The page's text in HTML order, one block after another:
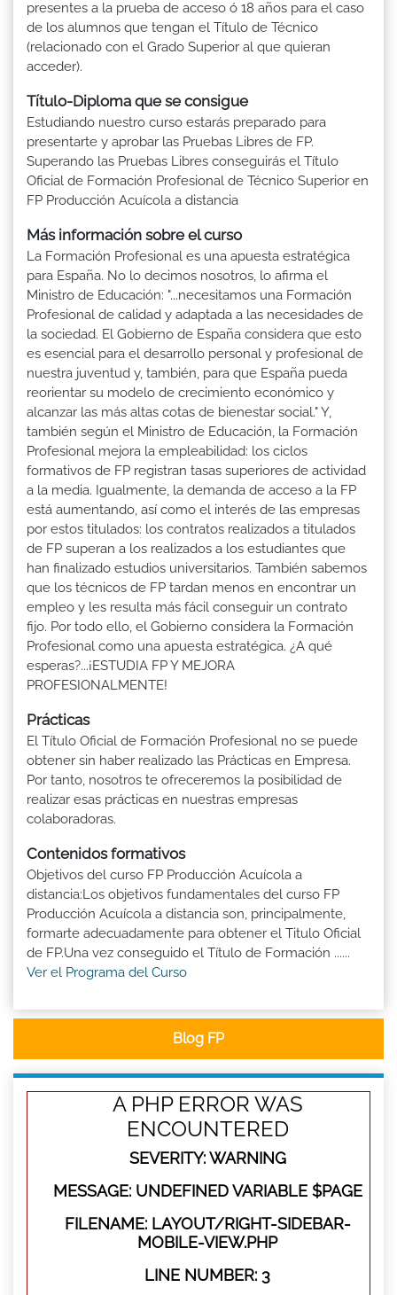
presentes a la prueba de acceso ó 18 años para el caso
de los alumnos que tengan el Título de Técnico
(relacionado con el Grado Superior al que quieran
acceder).
Título-Diploma que se consigue
Estudiando nuestro curso estarás preparado para
presentarte y aprobar las Pruebas Libres de FP.
Superando las Pruebas Libres conseguirás el Título
Oficial de Formación Profesional de Técnico Superior en
FP Producción Acuícola a distancia
Más información sobre el curso
La Formación Profesional es una apuesta estratégica
para España. No lo decimos nosotros, lo afirma el
Ministro de Educación: "...necesitamos una Formación
Profesional de calidad y adaptada a las necesidades de
la sociedad. El Gobierno de España considera que esto
es esencial para el desarrollo personal y profesional de
nuestra juventud y, también, para que España pueda
reorientar su modelo de crecimiento económico y
alcanzar las más altas cotas de bienestar social." Y,
también según el Ministro de Educación, la Formación
Profesional mejora la empleabilidad: los ciclos
formativos de FP registran tasas superiores de actividad
a la media. Igualmente, la demanda de acceso a la FP
está aumentando, así como el interés de las empresas
por estos titulados: los contratos realizados a titulados
de FP superan a los realizados a los estudiantes que
han finalizado estudios universitarios. También sabemos
que los técnicos de FP tardan menos en encontrar un
empleo y les resulta más fácil conseguir un contrato
fijo. Por todo ello, el Gobierno considera la Formación
Profesional como una apuesta estratégica. ¿A qué
esperas?...¡ESTUDIA FP Y MEJORA
PROFESIONALMENTE!
Prácticas
El Título Oficial de Formación Profesional no se puede
obtener sin haber realizado las Prácticas en Empresa.
Por tanto, nosotros te ofreceremos la posibilidad de
realizar esas prácticas en nuestras empresas
colaboradoras.
Contenidos formativos
Objetivos del curso FP Producción Acuícola a
distancia:Los objetivos fundamentales del curso FP
Producción Acuícola a distancia son, principalmente,
formarte adecuadamente para obtener el Titulo Oficial
de FP.Una vez conseguido el Título de Formación ......
Ver el Programa del Curso
Blog FP
A PHP ERROR WAS
ENCOUNTERED
SEVERITY: WARNING
MESSAGE: UNDEFINED VARIABLE $PAGE
FILENAME: LAYOUT/RIGHT-SIDEBAR-
MOBILE-VIEW.PHP
LINE NUMBER: 3